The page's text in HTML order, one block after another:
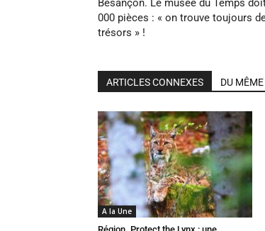
Besançon. Le musée du Temps
000 pièces : « on trouve toujours
trésors » !
ARTICLES CONNEXES DU
A la Une